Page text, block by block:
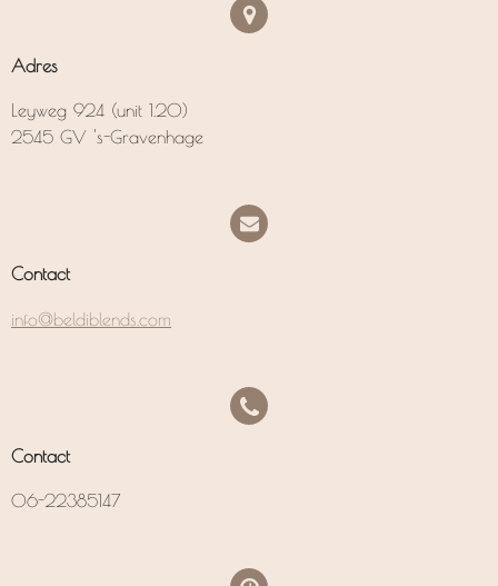
Adres
Leyweg 924 (unit 1.20)
2545 GV 's-Gravenhage
Contact
info@beldiblends.com
Contact
06-22385147